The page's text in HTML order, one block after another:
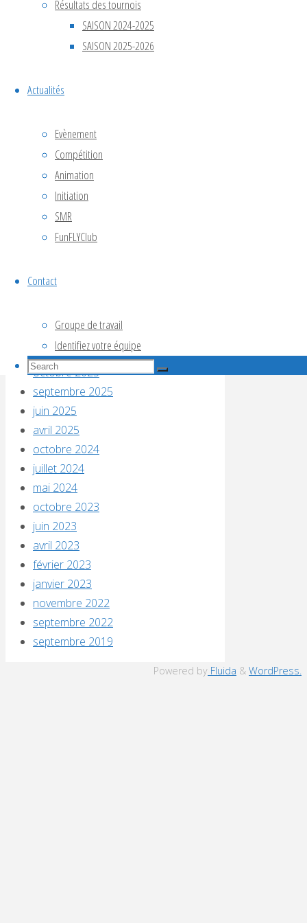
Résultats des tournois
SAISON 2024-2025
SAISON 2025-2026
Actualités
Evènement
Compétition
Animation
Initiation
SMR
FunFLYClub
Contact
Groupe de travail
Identifiez votre équipe
Search
Search
Search
5 décembre @ 10h00-6 décembre @ 18h00
Championnat de France
2026
Voir le calendrier
Articles
décembre 2025
novembre 2025
octobre 2025
septembre 2025
juin 2025
avril 2025
octobre 2024
juillet 2024
mai 2024
octobre 2023
juin 2023
avril 2023
février 2023
janvier 2023
novembre 2022
septembre 2022
septembre 2019
Powered by Fluida & WordPress.